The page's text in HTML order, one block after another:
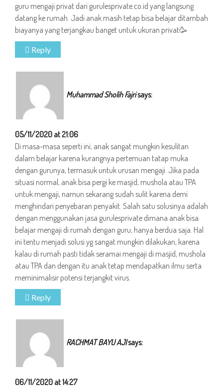
guru mengaji privat dari gurulesprivate.co.id yang langsung
datang ke rumah. Jadi anak masih tetap bisa belajar ditambah
biayanya yang terjangkau banget untuk ukuran privat🥳
Reply
Muhammad Sholih Fajrisays:
05/11/2020 at 21:06
Di masa-masa seperti ini, anak sangat mungkin kesulitan
dalam belajar karena kurangnya pertemuan tatap muka
dengan gurunya, termasuk untuk urusan mengaji. Jika pada
situasi normal, anak bisa pergi ke masjid, mushola atau TPA
untuk mengaji, namun sekarang sudah sulit karena demi
menghindari penyebaran penyakit. Salah satu solusinya adalah
dengan menggunakan jasa gurulesprivate dimana anak bisa
belajar mengaji di rumah dengan guru, hanya berdua saja. Hal
ini tentu menjadi solusi yg sangat mungkin dilakukan, karena
kalau di rumah pasti tidak seramai mengaji di masjid, mushola
atau TPA dan dengan itu anak tetap mendapatkan ilmu serta
meminimalisir potensi terjangkit virus.
Reply
RACHMAT BAYU AJIsays:
06/11/2020 at 14:27